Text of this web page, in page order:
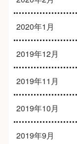
2020年1月
2019年12月
2019年11月
2019年10月
2019年9月